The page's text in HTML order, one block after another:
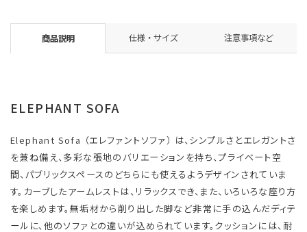
商品説明 仕様・サイズ 注意事項など
ELEPHANT SOFA
Elephant Sofa （エレファントソファ） は、シンプルさとエレガントさ
を兼ね備え、多彩な張地のバリエーションを持ち、プライベート空
間、パブリックスペースのどちらにも使えるようデザインされていま
す。カーブしたアームレストは、リラックスでき、また、いろいろな座り方
を楽しめます。無垢材から削り出した脚など非常に手の込んだディテ
ールに、他のソファとの違いが込められています。クッションには、耐